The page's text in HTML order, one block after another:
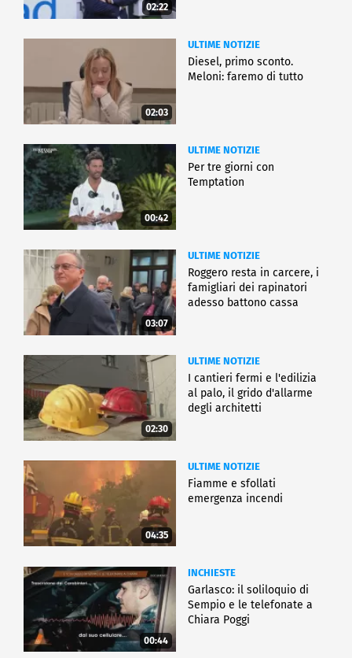
02:22
02:03
ULTIME NOTIZIE
Diesel, primo sconto.
Meloni: faremo di tutto
00:42
ULTIME NOTIZIE
Per tre giorni con
Temptation
03:07
ULTIME NOTIZIE
Roggero resta in carcere, i
famigliari dei rapinatori
adesso battono cassa
02:30
ULTIME NOTIZIE
I cantieri fermi e l'edilizia
al palo, il grido d'allarme
degli architetti
04:35
ULTIME NOTIZIE
Fiamme e sfollati
emergenza incendi
00:44
INCHIESTE
Garlasco: il soliloquio di
Sempio e le telefonate a
Chiara Poggi